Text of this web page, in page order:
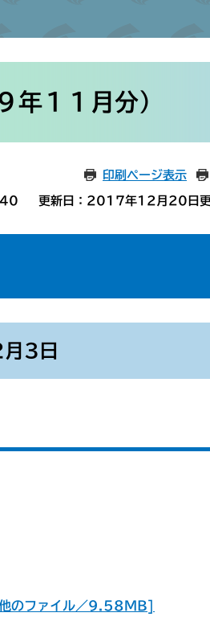
年１１月分）
印刷ページ表示
更新日：2017年12月20日
3日
のファイル／9.58MB]